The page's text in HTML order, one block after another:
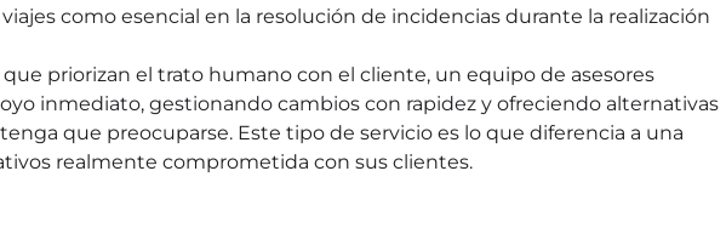
como esencial en la resolución de incidencias durante la realización
que priorizan el trato humano con el cliente, un equipo de asesores
inmediato, gestionando cambios con rapidez y ofreciendo alternativas
que preocuparse. Este tipo de servicio es lo que diferencia a una
realmente comprometida con sus clientes.